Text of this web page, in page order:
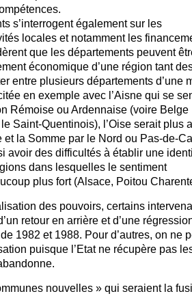
s’interrogent également sur les
locales et notamment les
que les départements peuvent
économique d’une région tant
entre plusieurs départements d’une
en exemple avec l’Aisne qui se
Rémoise ou Ardennaise (voire Belge
Saint-Quentinois), l’Oise serait plus
et la Somme par le Nord ou Pas-de-
avoir des difficultés à établir une
dans lesquelles le sentiment
plus fort (Alsace, Poitou
des pouvoirs, certains
retour en arrière et d’une
1982 et 1988. Pour d’autres, on ne
puisque l’Etat ne récupère pas
nouvelles » qui seraient la